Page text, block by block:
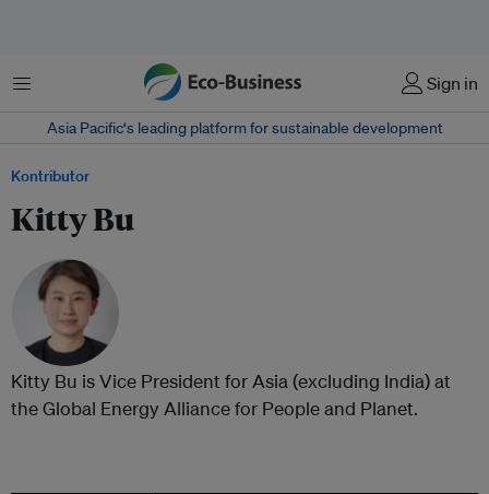
Menu Sign in
Asia Pacific‘s leading platform for sustainable development
Kontributor
Kitty Bu
Kitty Bu is Vice President for Asia (excluding India) at
the Global Energy Alliance for People and Planet.